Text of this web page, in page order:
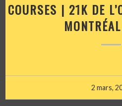
COURSES | 21K DE
2 mars,